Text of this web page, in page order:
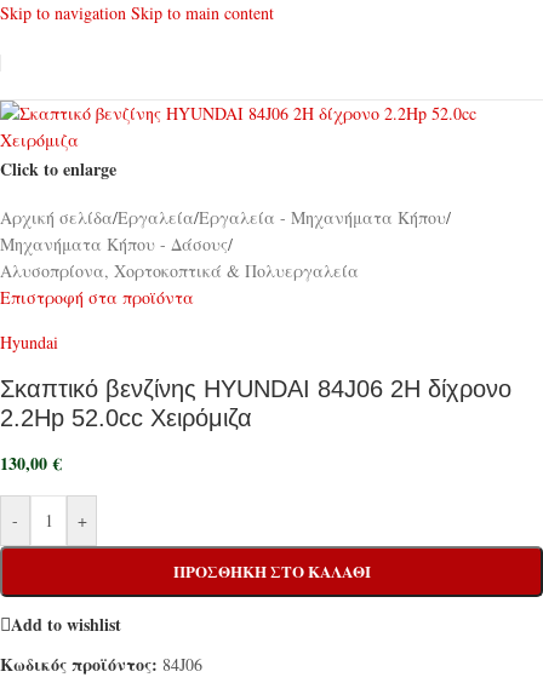
Skip to navigation Skip to main content
Click to enlarge
Αρχική σελίδα/Εργαλεία/Εργαλεία - Μηχανήματα Κήπου/
Μηχανήματα Κήπου - Δάσους/
Αλυσοπρίονα, Χορτοκοπτικά & Πολυεργαλεία
Επιστροφή στα προϊόντα
Hyundai
Σκαπτικό βενζίνης HYUNDAI 84J06 2H δίχρονο
2.2Hp 52.0cc Χειρόμιζα
130,00€
- +
ΠΡΟΣΘΉΚΗ ΣΤΟ ΚΑΛΆΘΙ
Add to wishlist
Κωδικός προϊόντος: 84J06